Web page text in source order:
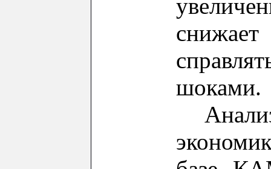
шоками.